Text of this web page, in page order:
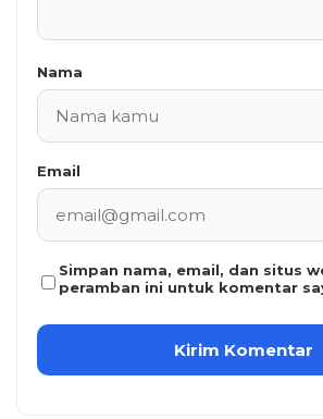
Nama
Email
Simpan nama, email, dan situs
peramban ini untuk komentar